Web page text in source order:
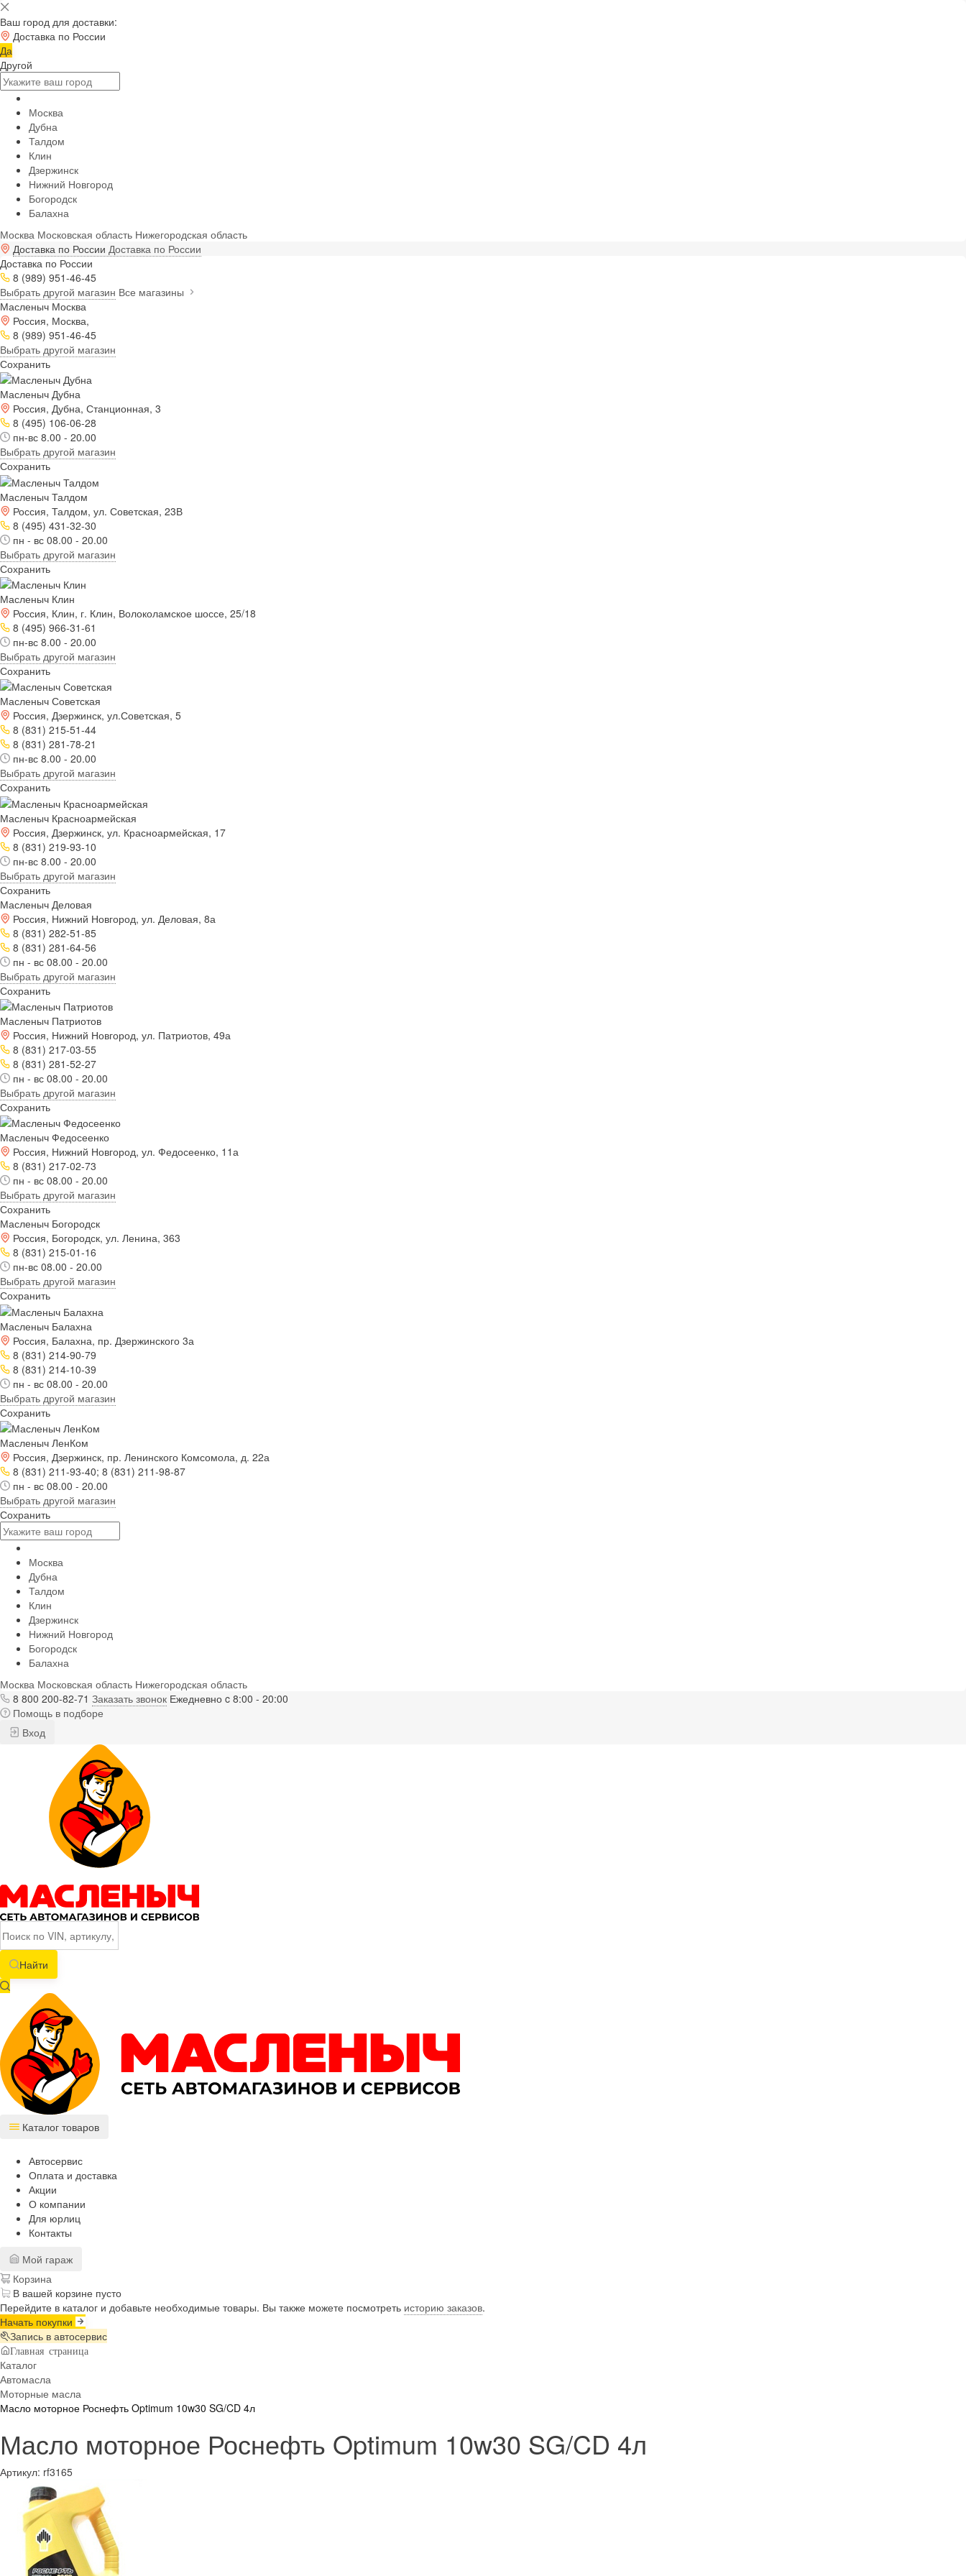
Ваш город для доставки:
Доставка по России
Да
Другой
Москва
Дубна
Талдом
Клин
Дзержинск
Нижний Новгород
Богородск
Балахна
Москва Московская область Нижегородская область
Доставка по России Доставка по России
Доставка по России
8 (989) 951-46-45
Выбрать другой магазин Все магазины
Масленыч Москва
Россия, Москва,
8 (989) 951-46-45
Выбрать другой магазин
Сохранить
Масленыч Дубна
Россия, Дубна, Станционная, 3
8 (495) 106-06-28
пн-вс 8.00 - 20.00
Выбрать другой магазин
Сохранить
Масленыч Талдом
Россия, Талдом, ул. Советская, 23В
8 (495) 431-32-30
пн - вс 08.00 - 20.00
Выбрать другой магазин
Сохранить
Масленыч Клин
Россия, Клин, г. Клин, Волоколамское шоссе, 25/18
8 (495) 966-31-61
пн-вс 8.00 - 20.00
Выбрать другой магазин
Сохранить
Масленыч Советская
Россия, Дзержинск, ул.Советская, 5
8 (831) 215-51-44
8 (831) 281-78-21
пн-вс 8.00 - 20.00
Выбрать другой магазин
Сохранить
Масленыч Красноармейская
Россия, Дзержинск, ул. Красноармейская, 17
8 (831) 219-93-10
пн-вс 8.00 - 20.00
Выбрать другой магазин
Сохранить
Масленыч Деловая
Россия, Нижний Новгород, ул. Деловая, 8а
8 (831) 282-51-85
8 (831) 281-64-56
пн - вс 08.00 - 20.00
Выбрать другой магазин
Сохранить
Масленыч Патриотов
Россия, Нижний Новгород, ул. Патриотов, 49а
8 (831) 217-03-55
8 (831) 281-52-27
пн - вс 08.00 - 20.00
Выбрать другой магазин
Сохранить
Масленыч Федосеенко
Россия, Нижний Новгород, ул. Федосеенко, 11а
8 (831) 217-02-73
пн - вс 08.00 - 20.00
Выбрать другой магазин
Сохранить
Масленыч Богородск
Россия, Богородск, ул. Ленина, 363
8 (831) 215-01-16
пн-вс 08.00 - 20.00
Выбрать другой магазин
Сохранить
Масленыч Балахна
Россия, Балахна, пр. Дзержинского 3а
8 (831) 214-90-79
8 (831) 214-10-39
пн - вс 08.00 - 20.00
Выбрать другой магазин
Сохранить
Масленыч ЛенКом
Россия, Дзержинск, пр. Ленинского Комсомола, д. 22а
8 (831) 211-93-40; 8 (831) 211-98-87
пн - вс 08.00 - 20.00
Выбрать другой магазин
Сохранить
Москва
Дубна
Талдом
Клин
Дзержинск
Нижний Новгород
Богородск
Балахна
Москва Московская область Нижегородская область
8 800 200-82-71 Заказать звонок Ежедневно c 8:00 - 20:00
Помощь в подборе
Вход
Найти
Каталог товаров
Автосервис
Оплата и доставка
Акции
О компании
Для юрлиц
Контакты
Мой гараж
Корзина
В вашей корзине пусто
Перейдите в каталог и добавьте необходимые товары. Вы также можете посмотреть историю заказов.
Начать покупки
Запись в автосервис
Главная страница
Каталог
Автомасла
Моторные масла
Масло моторное Роснефть Optimum 10w30 SG/CD 4л
Масло моторное Роснефть Optimum 10w30 SG/CD 4л
Артикул: rf3165